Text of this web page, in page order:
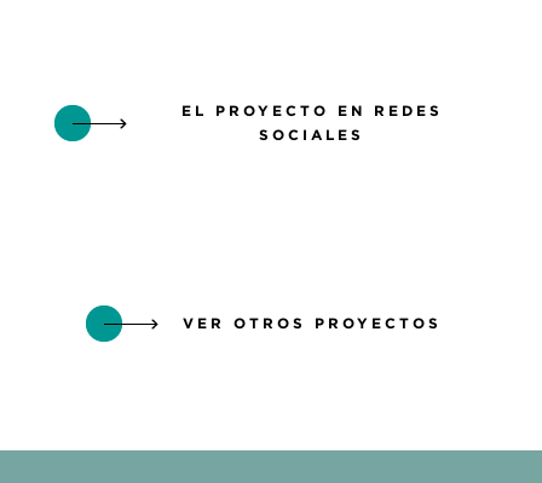
EL PROYECTO EN REDES
SOCIALES
VER OTROS PROYECTOS